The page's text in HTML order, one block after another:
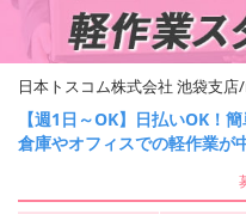
日本トスコム株式会社 池袋支
【週1日～OK】日払いOK！
倉庫やオフィスでの軽作業が